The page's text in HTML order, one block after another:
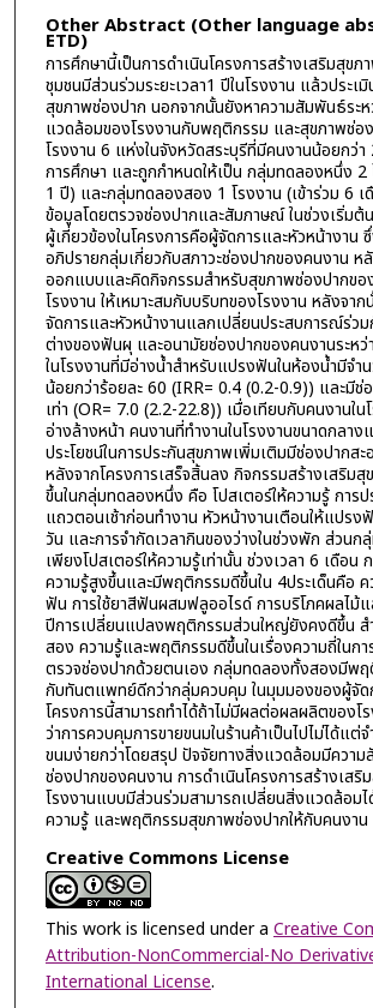
Other Abstract (Other language
ETD)
การศึกษานี้เป็นการดำเนินโครงการสร้างเสริมสุข
ชุมชนมีส่วนร่วมระยะเวลา1 ปีในโรงงาน แล้วประ
สุขภาพช่องปาก นอกจากนั้นยังหาความสัมพันธ์ระ
แวดล้อมของโรงงานกับพฤติกรรม และสุขภาพช่อ
โรงงาน 6 แห่งในจังหวัดสระบุรีที่มีคนงานน้อยกว่า
การศึกษา และถูกกำหนดให้เป็น กลุ่มทดลองหนึ่ง 2
1 ปี) และกลุ่มทดลองสอง 1 โรงงาน (เข้าร่วม 6 เ
ข้อมูลโดยตรวจช่องปากและสัมภาษณ์ ในช่วงเริ่มต้
ผู้เกี่ยวข้องในโครงการคือผู้จัดการและหัวหน้างาน
อภิปรายกลุ่มเกี่ยวกับสภาวะช่องปากของคนงาน ห
ออกแบบและคิดกิจกรรมสำหรับสุขภาพช่องปากขอ
โรงงาน ให้เหมาะสมกับบริบทของโรงงาน หลังจา
จัดการและหัวหน้างานแลกเปลี่ยนประสบการณ์ร่ว
ต่างของฟันผุ และอนามัยช่องปากของคนงานระหว่
ในโรงงานที่มีอ่างน้ำสำหรับแปรงฟันในห้องน้ำมีจ
น้อยกว่าร้อยละ 60 (IRR= 0.4 (0.2-0.9)) และมีช่
เท่า (OR= 7.0 (2.2-22.8)) เมื่อเทียบกับคนงานใน
อ่างล้างหน้า คนงานที่ทำงานในโรงงานขนาดกลาง
ประโยชน์ในการประกันสุขภาพเพิ่มเติมมีช่องปากสะ
หลังจากโครงการเสร็จสิ้นลง กิจกรรมสร้างเสริม
ขึ้นในกลุ่มทดลองหนึ่ง คือ โปสเตอร์ให้ความรู้ การ
แถวตอนเช้าก่อนทำงาน หัวหน้างานเตือนให้แปรง
วัน และการจำกัดเวลากินของว่างในช่วงพัก ส่วน
เพียงโปสเตอร์ให้ความรู้เท่านั้น ช่วงเวลา 6 เดือ
ความรู้สูงขึ้นและมีพฤติกรรมดีขึ้นใน 4ประเด็นคือ ค
ฟัน การใช้ยาสีฟันผสมฟลูออไรด์ การบริโภคผลไม้แ
ปีการเปลี่ยนแปลงพฤติกรรมส่วนใหญ่ยังคงดีขึ้น
สอง ความรู้และพฤติกรรมดีขึ้นในเรื่องความถี่ในก
ตรวจช่องปากด้วยตนเอง กลุ่มทดลองทั้งสองมีพ
กับทันตแพทย์ดีกว่ากลุ่มควบคุม ในมุมมองของผู้จัด
โครงการนี้สามารถทำได้ถ้าไม่มีผลต่อผลผลิตของโ
ว่าการควบคุมการขายขนมในร้านค้าเป็นไปไม่ได้แต่
ขนมง่ายกว่าโดยสรุป ปัจจัยทางสิ่งแวดล้อมมีควา
ช่องปากของคนงาน การดำเนินโครงการสร้างเสริ
โรงงานแบบมีส่วนร่วมสามารถเปลี่ยนสิ่งแวดล้อม
ความรู้ และพฤติกรรมสุขภาพช่องปากให้กับคนงาน
Creative Commons License
This work is licensed under a Creative
Attribution-NonCommercial-No
International License.